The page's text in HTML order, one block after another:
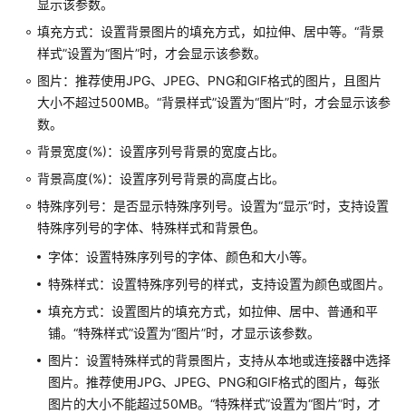
时
间
翻
牌
里
程
碑
行
榜
气
文
本
显示该参数。
填充方式：设置背景图片的填充方式，如拉伸、居中等。 “背景
样式”设置为“图片”时，才会显示该参数。
图片：推荐使用JPG、JPEG、PNG和GIF格式的图片，且图片
大小不超过500MB。 “背景样式”设置为“图片”时，才会显示该参
数。
背景宽度(%)：设置序列号背景的宽度占比。
背景高度(%)：设置序列号背景的高度占比。
特殊序列号：是否显示特殊序列号。设置为“显示”时，支持设置
特殊序列号的字体、特殊样式和背景色。
字体：设置特殊序列号的字体、颜色和大小等。
特殊样式：设置特殊序列号的样式，支持设置为颜色或图片。
填充方式：设置图片的填充方式，如拉伸、居中、普通和平
铺。 “特殊样式”设置为“图片”时，才显示该参数。
图片：设置特殊样式的背景图片，支持从本地或连接器中选择
图片。推荐使用JPG、JPEG、PNG和GIF格式的图片，每张
图片的大小不能超过50MB。 “特殊样式”设置为“图片”时，才